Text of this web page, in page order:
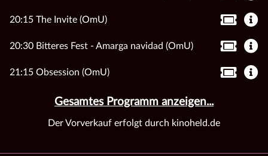
20:15 The Invite (OmU)
20:30 Bitteres Fest - Amarga navidad (OmU)
21:15 Obsession (OmU)
Gesamtes Programm anzeigen...
Der Vorverkauf erfolgt durch kinoheld.de